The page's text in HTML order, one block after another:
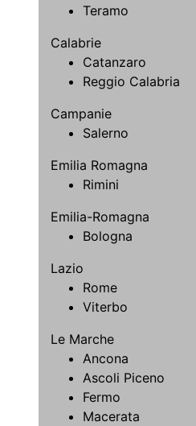
Teramo
Calabrie
Catanzaro
Reggio Calabria
Campanie
Salerno
Emilia Romagna
Rimini
Emilia-Romagna
Bologna
Lazio
Rome
Viterbo
Le Marche
Ancona
Ascoli Piceno
Fermo
Macerata